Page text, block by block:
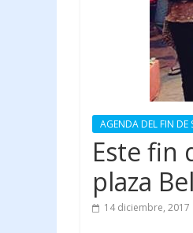
AGENDA DEL FIN DE
Este fin
plaza
14 diciembre, 2017